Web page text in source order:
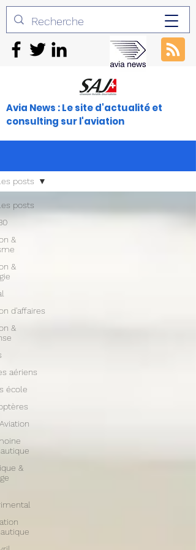
Avia News : Le site d'actualité et
consulting sur l'aviation
posts
&
&
d'affaires
&
aériens
école
&
posts